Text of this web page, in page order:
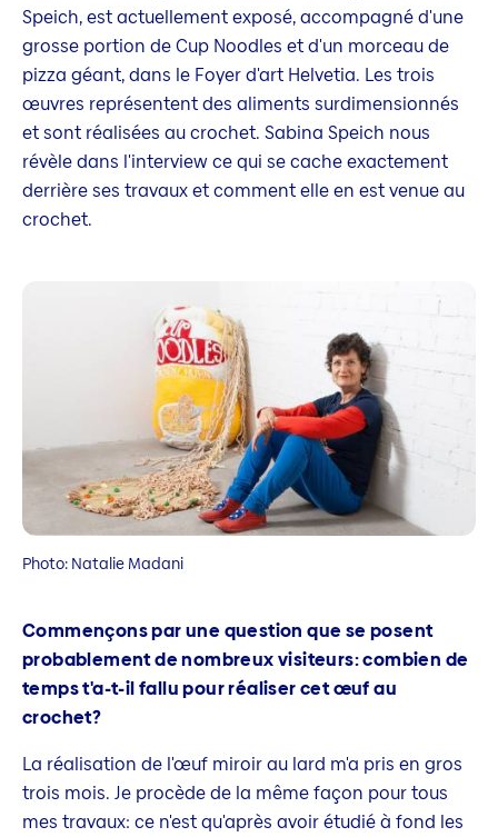
Speich, est actuellement exposé, accompagné d'une
grosse portion de Cup Noodles et d'un morceau de
pizza géant, dans le Foyer d'art Helvetia. Les trois
œuvres représentent des aliments surdimensionnés
et sont réalisées au crochet. Sabina Speich nous
révèle dans l'interview ce qui se cache exactement
derrière ses travaux et comment elle en est venue au
crochet.
Photo: Natalie Madani
Commençons par une question que se posent
probablement de nombreux visiteurs: combien de
temps t'a-t-il fallu pour réaliser cet œuf au
crochet?
La réalisation de l'œuf miroir au lard m'a pris en gros
trois mois. Je procède de la même façon pour tous
mes travaux: ce n'est qu'après avoir étudié à fond les